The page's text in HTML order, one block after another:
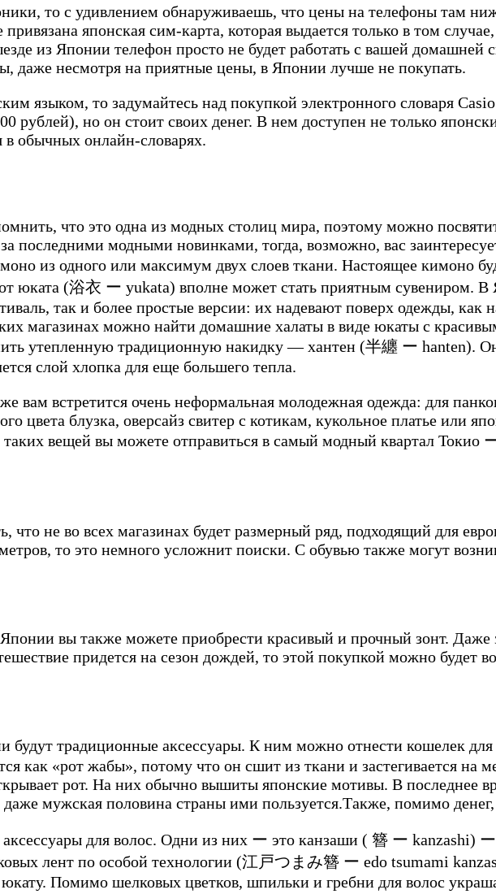
то с удивлением обнаруживаешь, что цены на телефоны там
японская сим-карта, которая выдается только в том
из Японии телефон просто не будет работать с вашей домашней
даже несмотря на приятные цены, в Японии лучше не покупать.
языком, то задумайтесь над покупкой электронного словаря
рублей), но он стоит своих денег. В нем доступен не только
в обычных онлайн-словарях.
что это одна из модных столиц мира, поэтому можно
последними модными новинками, тогда, возможно, вас
из одного или максимум двух слоев ткани. Настоящее кимоно
юката (浴衣 ー yukata) вполне может стать приятным сувениром.
так и более простые версии: их надевают поверх одежды, как
магазинах можно найти домашние халаты в виде юкаты с
утепленную традиционную накидку — хантен (半纏 ー hanten).
слой хлопка для еще большего тепла.
встретится очень неформальная молодежная одежда: для
цвета блузка, оверсайз свитер с котикам, кукольное платье или
вещей вы можете отправиться в самый модный квартал Токио
что не во всех магазинах будет размерный ряд, подходящий для
то это немного усложнит поиски. С обувью также могут
Японии вы также можете приобрести красивый и прочный зонт.
придется на сезон дождей, то этой покупкой можно будет
традиционные аксессуары. К ним можно отнести кошелек
как «рот жабы», потому что он сшит из ткани и застегивается на
рот. На них обычно вышиты японские мотивы. В последнее
мужская половина страны ими пользуется.Также, помимо денег,
для волос. Одни из них ー это канзаши ( 簪 ー kanzashi)
лент по особой технологии (江戸つまみ簪 ー edo tsumami
юкату. Помимо шелковых цветков, шпильки и гребни для волос